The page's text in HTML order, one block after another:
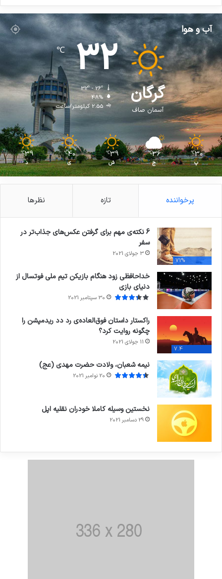
آب و هوا
گرگان
آسمان صاف
32
℃
32º - 26º
48%
2.55 کیلومتر/ساعت
30
℃
پ
36
℃
ج
39
℃
ش
40
℃
ی
39
℃
د
پرخواننده تازه نظرها
71%
6 نکته‌ی مهم برای گرفتن عکس‌های جذاب‌تر در
سفر
3 جولای 2021
خداحافظی زود هنگام بازیکن تیم ملی فوتسال از
دنیای بازی
30 سپتامبر 2021
7.4
راکستار داستان فوق‌العاده‌ی رد دد ریدمپشن را
چگونه روایت کرد؟
11 جولای 2021
نیمه شعبان، ولادت حضرت مهدی (عج)
20 نوامبر 2021
نخستین وسیله کاملا خودران نقلیه اپل
29 دسامبر 2021